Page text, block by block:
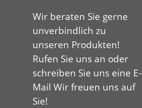
Wir beraten Sie gerne
unverbindlich zu
unseren Produkten!
Rufen Sie uns an oder
schreiben Sie uns eine E-
Mail Wir freuen uns auf
Sie!